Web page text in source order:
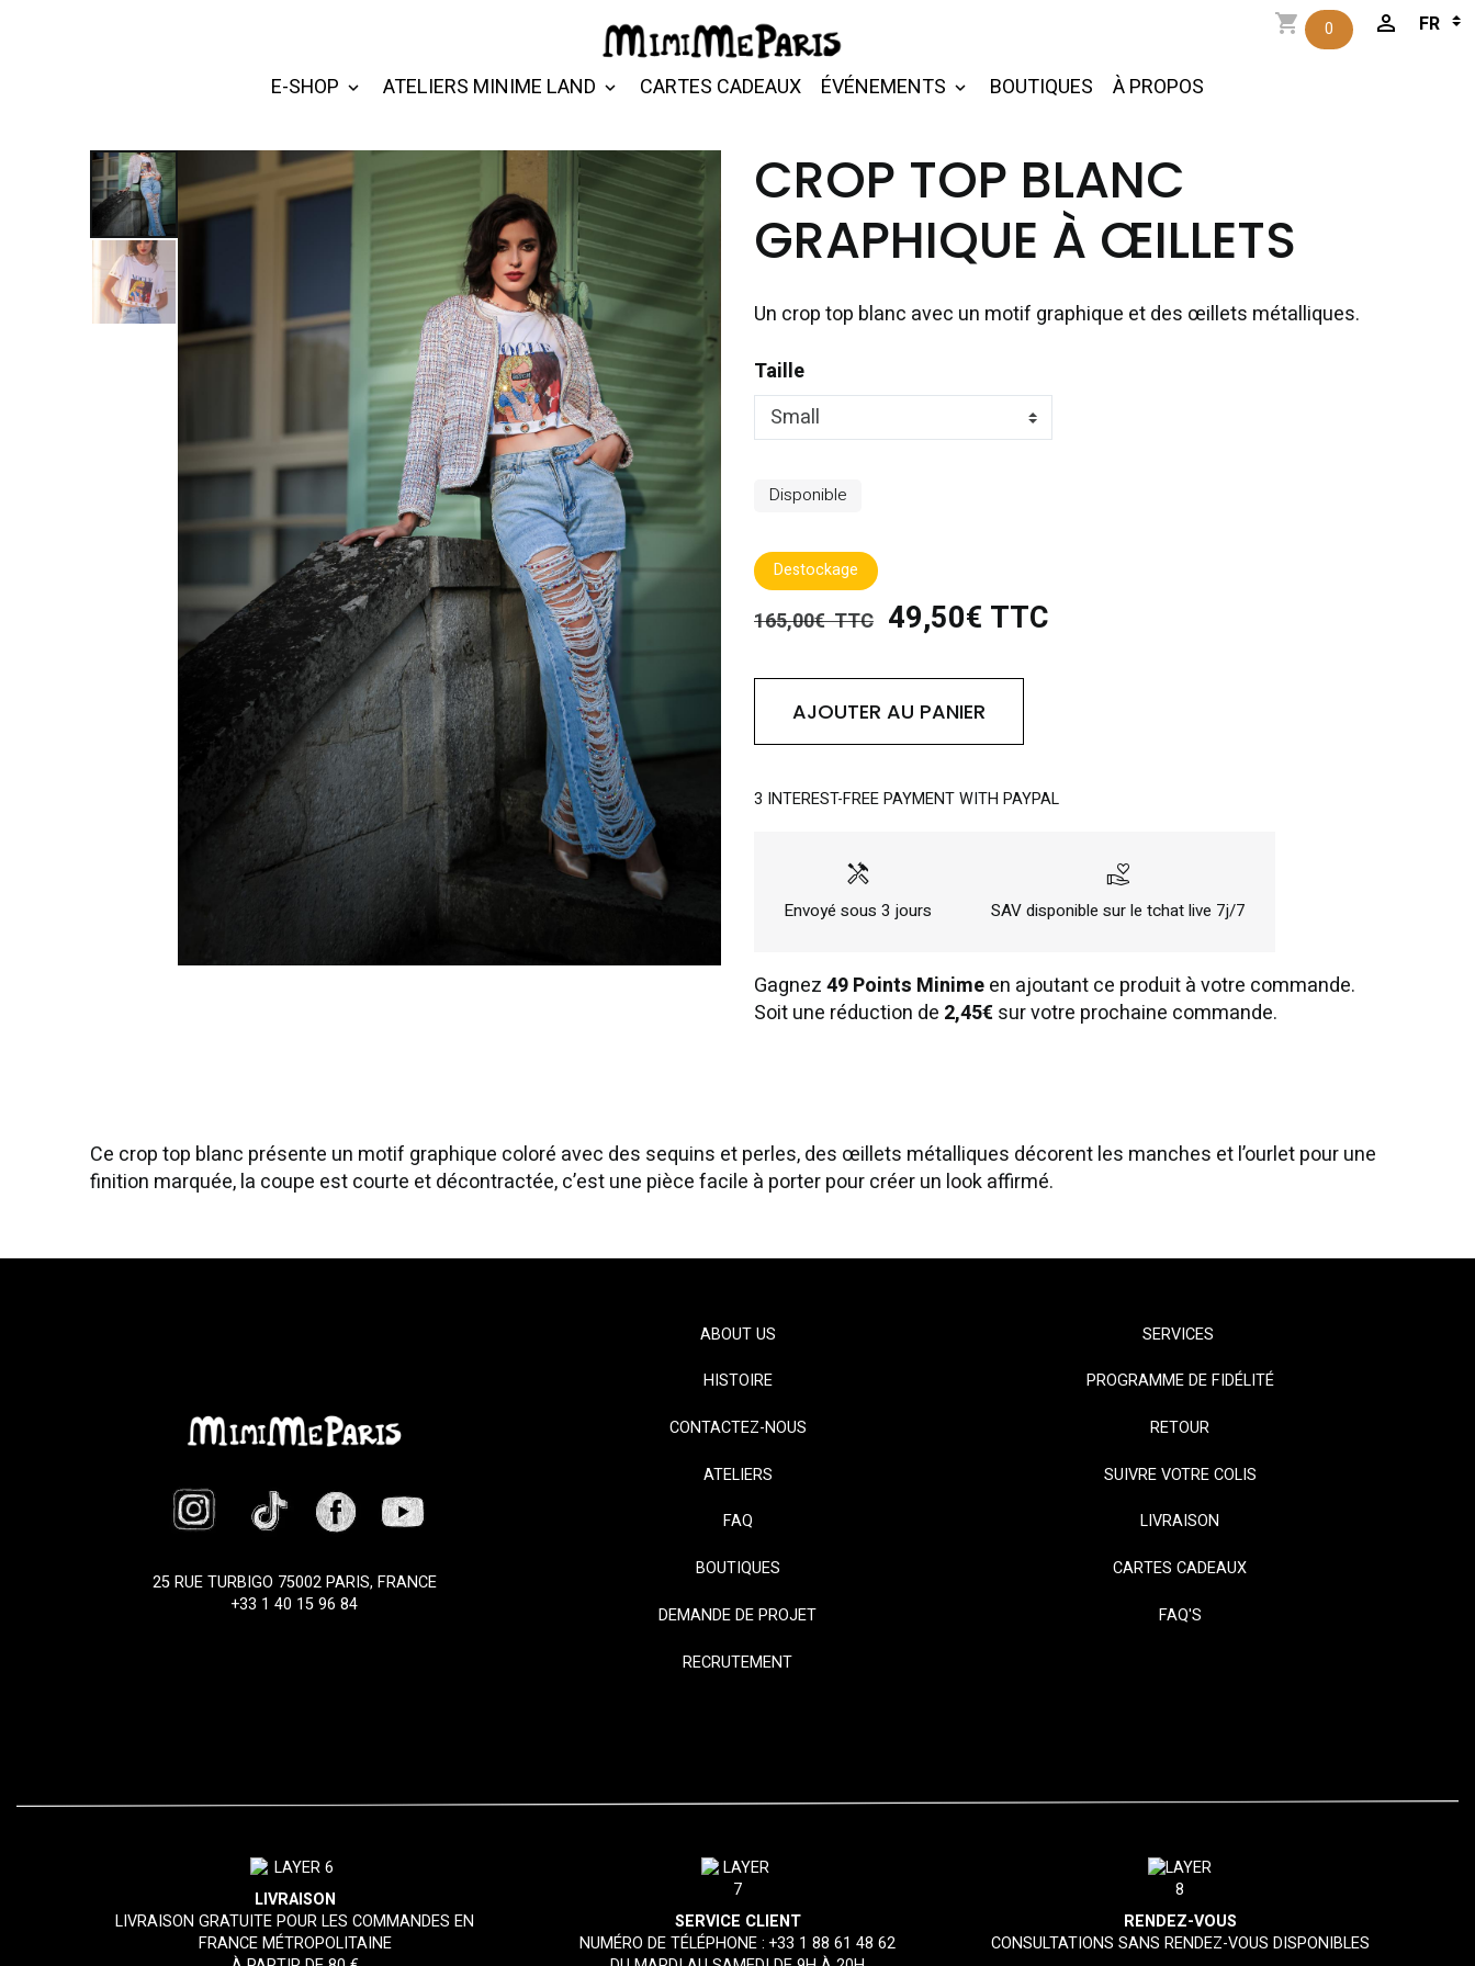
E-SHOP ATELIERS MINIME LAND CARTES CADEAUX ÉVÉNEMENTS BOUTIQUES À PROPOS
0
CROP TOP BLANC
GRAPHIQUE À ŒILLETS
Un crop top blanc avec un motif graphique et des œillets métalliques.
Taille
Disponible
Destockage
165,00€ TTC 49,50€ TTC
AJOUTER AU PANIER
3 INTEREST-FREE PAYMENT WITH PAYPAL
handyman
Envoyé sous 3 jours
volunteer_activism
SAV disponible sur le tchat live 7j/7
Gagnez49 Points Minimeen ajoutant ce produit à votre commande.
Soit une réduction de 2,45€sur votre prochaine commande.
Ce crop top blanc présente un motif graphique coloré avec des sequins et perles, des œillets métalliques décorent les manches et l’ourlet pour une
finition marquée, la coupe est courte et décontractée, c’est une pièce facile à porter pour créer un look affirmé.
25 RUE TURBIGO 75002 PARIS, FRANCE
+33 1 40 15 96 84
ABOUT US
HISTOIRE
CONTACTEZ-NOUS
ATELIERS
FAQ
BOUTIQUES
DEMANDE DE PROJET
RECRUTEMENT
SERVICES
PROGRAMME DE FIDÉLITÉ
RETOUR
SUIVRE VOTRE COLIS
LIVRAISON
CARTES CADEAUX
FAQ'S
LIVRAISON
LIVRAISON GRATUITE POUR LES COMMANDES EN
FRANCE MÉTROPOLITAINE
SERVICE CLIENT
NUMÉRO DE TÉLÉPHONE :+33 1 88 61 48 62
RENDEZ-VOUS
CONSULTATIONS SANS RENDEZ-VOUS DISPONIBLES